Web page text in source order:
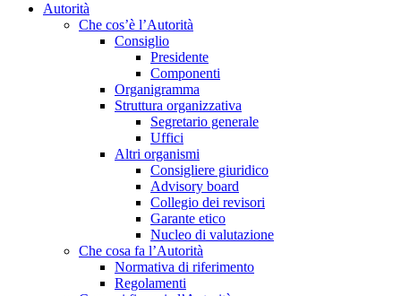
Autorità
Che cos’è l’Autorità
Consiglio
Presidente
Componenti
Organigramma
Struttura organizzativa
Segretario generale
Uffici
Altri organismi
Consigliere giuridico
Advisory board
Collegio dei revisori
Garante etico
Nucleo di valutazione
Che cosa fa l’Autorità
Normativa di riferimento
Regolamenti